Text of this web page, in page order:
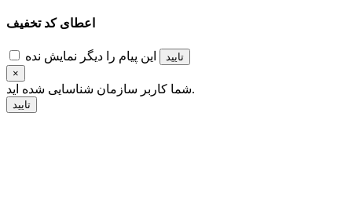
اعطای کد تخفیف
این پیام را دیگر نمایش نده
تایید
×
شما کاربر سازمانشناسایی شده اید.
تایید